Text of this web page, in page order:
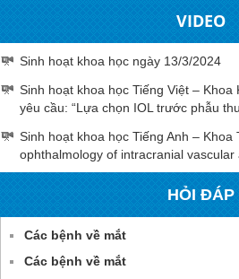
VIDEO
Sinh hoạt khoa học ngày 13/3/2024
Sinh hoạt khoa học Tiếng Việt –
yêu cầu: “Lựa chọn IOL trước phẫu
Sinh hoạt khoa học Tiếng Anh – Khoa
ophthalmology of intracranial vascular
HỎI ĐÁP
Các bệnh về mắt
Các bệnh về mắt